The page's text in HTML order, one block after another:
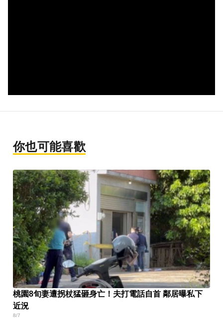
你也可能喜歡
桃園8旬妻遭拐杖猛砸身亡！夫打電話自首 鄰居曝私下
近況
8/7